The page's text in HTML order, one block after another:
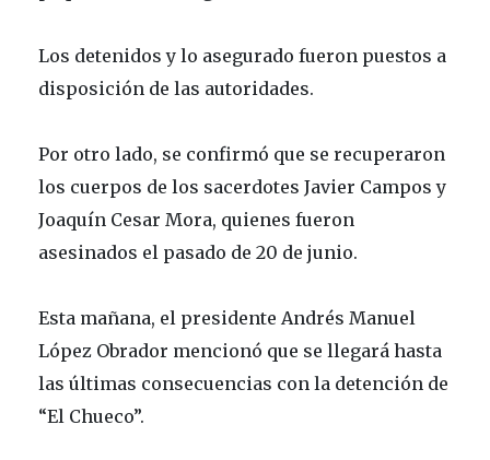
Los detenidos y lo asegurado fueron puestos a
disposición de las autoridades.
Por otro lado, se confirmó que se recuperaron
los cuerpos de los sacerdotes Javier Campos y
Joaquín Cesar Mora, quienes fueron
asesinados el pasado de 20 de junio.
Esta mañana, el presidente Andrés Manuel
López Obrador mencionó que se llegará hasta
las últimas consecuencias con la detención de
“El Chueco”.